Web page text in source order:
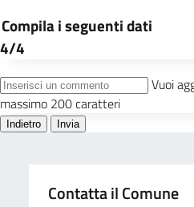
Contatta il Comune